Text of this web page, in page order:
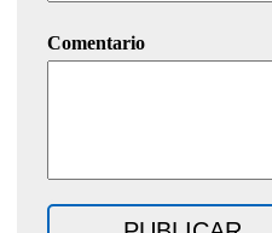
Comentario